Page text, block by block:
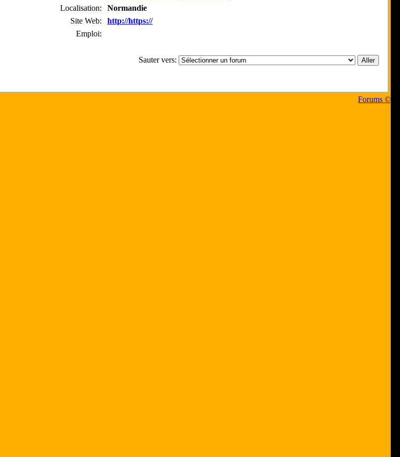
Localisation:
Normandie
Site Web:
http://https://
Emploi:
Sauter vers:
Forums ©